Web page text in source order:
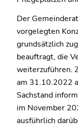
Der
vorgelegten
grundsätzlich
beauftragt, die
weiterzuführen.
am 31.10.2022
Sachstand
im November
ausführlich